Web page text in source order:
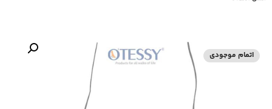
اتمام موجودی